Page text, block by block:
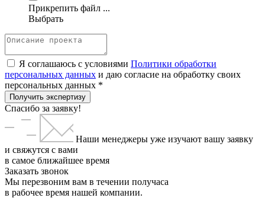
Прикрепить файл ...
Выбрать
Я соглашаюсь с условиями Политики обработки
персональных данных и даю согласие на обработку своих
персональных данных *
Получить экспертизу
Спасибо за заявку!
Наши менеджеры уже изучают вашу заявку
и свяжутся с вами
в самое ближайшее время
Заказать звонок
Мы перезвоним вам в течении получаса
в рабочее время нашей компании.